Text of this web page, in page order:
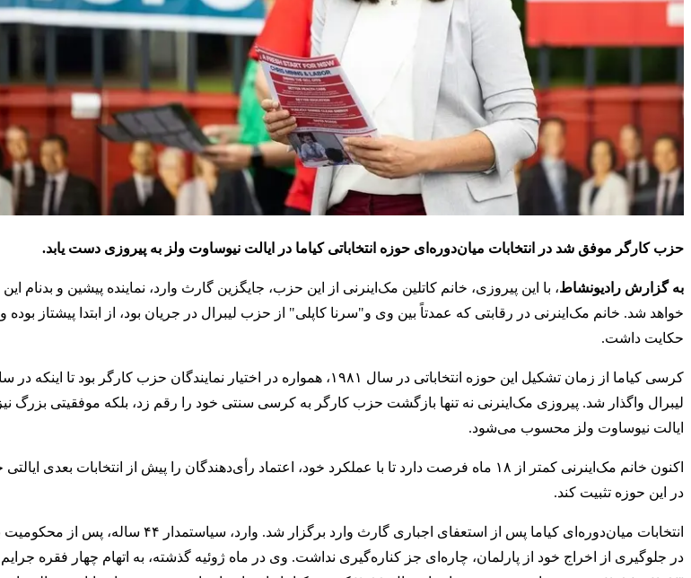
حزب کارگر موفق شد در انتخابات میان‌دوره‌ای حوزه انتخاباتی کیاما در ایالت نیوساوت ولز به پیروزی دست یابد.
به گزارش رادیونشاط، با این پیروزی، خانم کاتلین مک‌اینرنی از این حزب، جایگزین گارث وارد، نماینده پیشین و بدنام این
خواهد شد. خانم مک‌اینرنی در رقابتی که عمدتاً بین وی و"سرنا کاپلی" از حزب لیبرال در جریان بود، از ابتدا پیشتاز
حکایت داشت.
لیبرال واگذار شد. پیروزی مک‌اینرنی نه تنها بازگشت حزب کارگر به کرسی سنتی خود را رقم زد، بلکه موفقیتی بزرگ
ایالت نیوساوت ولز محسوب می‌شود.
اکنون خانم مک‌اینرنی کمتر از ۱۸ ماه فرصت دارد تا با عملکرد خود، اعتماد رأی‌دهندگان را پیش از انتخابات
در این حوزه تثبیت کند.
انتخابات میان‌دوره‌ای کیاما پس از استعفای اجباری گارث
در جلوگیری از اخراج خود از پارلمان، چاره‌ای جز کناره‌گیری نداشت. وی در ماه ژوئیه گذشته، به اتهام چهار فقره